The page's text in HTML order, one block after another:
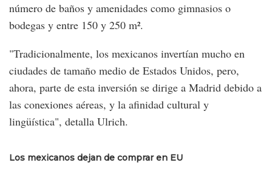
número de baños y amenidades como gimnasios o
bodegas y entre 150 y 250 m².
"Tradicionalmente, los mexicanos invertían mucho en
ciudades de tamaño medio de Estados Unidos, pero,
ahora, parte de esta inversión se dirige a Madrid debido a
las conexiones aéreas, y la afinidad cultural y
lingüística", detalla Ulrich.
Los mexicanos dejan de comprar en EU